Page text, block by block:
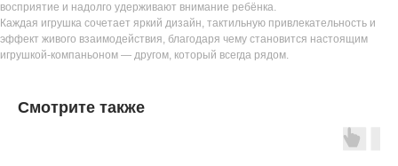
восприятие и надолго удерживают внимание ребёнка.
Каждая игрушка сочетает яркий дизайн, тактильную привлекательность и
эффект живого взаимодействия, благодаря чему становится настоящим
игрушкой-компаньоном — другом, который всегда рядом.
Смотрите также